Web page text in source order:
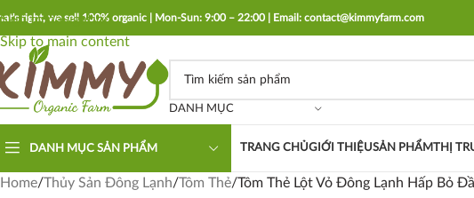
Skip to navigation
Skip to main content
right, we sell 100% organic | Mon-Sun: 9:00 – 22:00 | Email: contact@kimmyfarm.com
DANH MỤC
DANH MỤC SẢN PHẨM TRANG CHỦGIỚI THIỆUSẢN PHẨMTHỊ
Home Thủy Sản Đông Lạnh Tôm Thẻ Tôm Thẻ Lột Vỏ Đông Lạnh Hấp Bỏ